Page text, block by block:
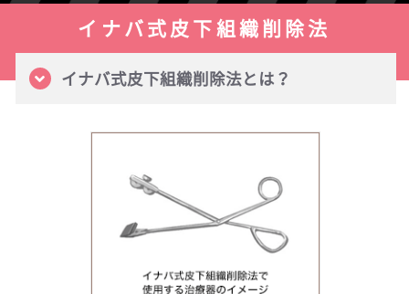
イナバ式皮下組織削除法
イナバ式皮下組織削除法とは？